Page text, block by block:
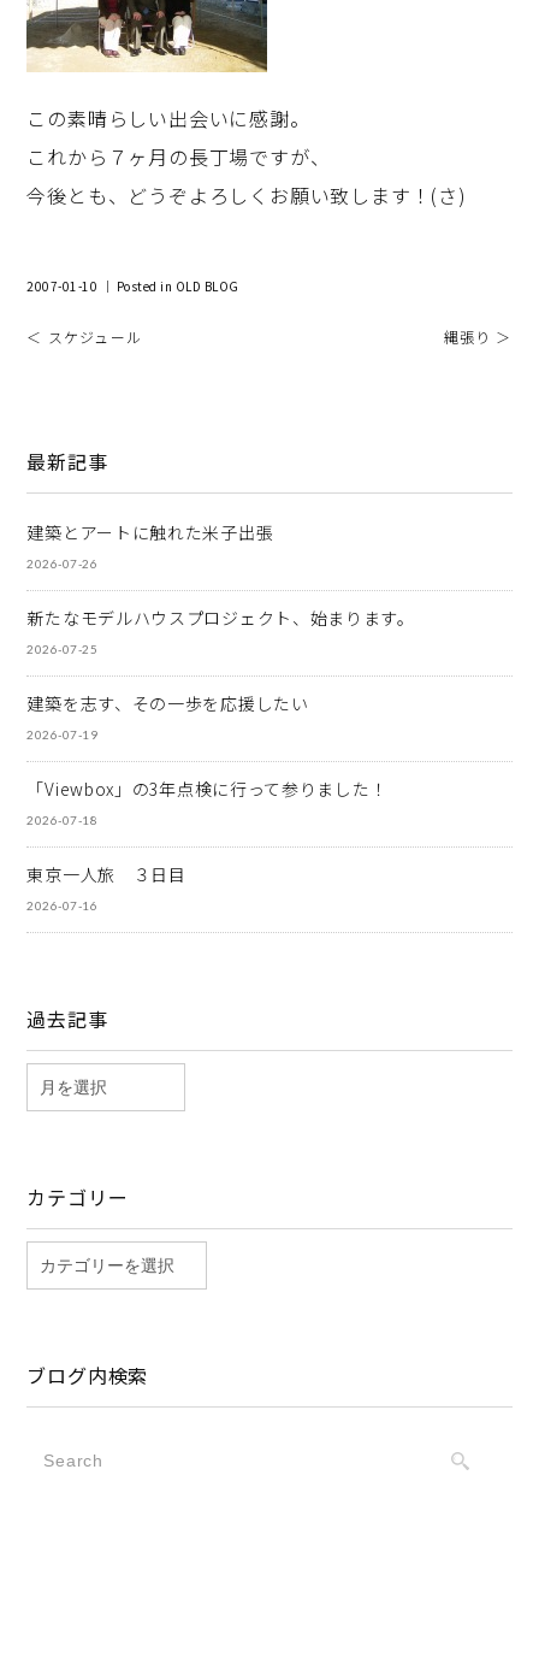
この素晴らしい出会いに感謝。
これから７ヶ月の長丁場ですが、
今後とも、どうぞよろしくお願い致します！(さ)
2007-01-10 ｜ Posted in OLD BLOG
＜ スケジュール 縄張り ＞
最新記事
建築とアートに触れた米子出張
2026-07-26
新たなモデルハウスプロジェクト、始まります。
2026-07-25
建築を志す、その一歩を応援したい
2026-07-19
「Viewbox」の3年点検に行って参りました！
2026-07-18
東京一人旅 ３日目
2026-07-16
過去記事
カテゴリー
ブログ内検索